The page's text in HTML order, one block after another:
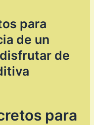
para
de un
de
para